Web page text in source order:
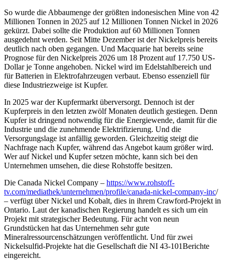
So wurde die Abbaumenge der größten indonesischen Mine von 42
Millionen Tonnen in 2025 auf 12 Millionen Tonnen Nickel in 2026
gekürzt. Dabei sollte die Produktion auf 60 Millionen Tonnen
ausgedehnt werden. Seit Mitte Dezember ist der Nickelpreis bereits
deutlich nach oben gegangen. Und Macquarie hat bereits seine
Prognose für den Nickelpreis 2026 um 18 Prozent auf 17.750 US-
Dollar je Tonne angehoben. Nickel wird im Edelstahlbereich und
für Batterien in Elektrofahrzeugen verbaut. Ebenso essenziell für
diese Industriezweige ist Kupfer.
In 2025 war der Kupfermarkt überversorgt. Dennoch ist der
Kupferpreis in den letzten zwölf Monaten deutlich gestiegen. Denn
Kupfer ist dringend notwendig für die Energiewende, damit für die
Industrie und die zunehmende Elektrifizierung. Und die
Versorgungslage ist anfällig geworden. Gleichzeitig steigt die
Nachfrage nach Kupfer, während das Angebot kaum größer wird.
Wer auf Nickel und Kupfer setzen möchte, kann sich bei den
Unternehmen umsehen, die diese Rohstoffe besitzen.
Die Canada Nickel Company – https://www.rohstoff-
tv.com/mediathek/unternehmen/profile/canada-nickel-company-inc/
– verfügt über Nickel und Kobalt, dies in ihrem Crawford-Projekt in
Ontario. Laut der kanadischen Regierung handelt es sich um ein
Projekt mit strategischer Bedeutung. Für acht von neun
Grundstücken hat das Unternehmen sehr gute
Mineralressourcenschätzungen veröffentlicht. Und für zwei
Nickelsulfid-Projekte hat die Gesellschaft die NI 43-101Berichte
eingereicht.